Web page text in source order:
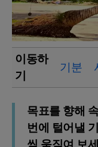
이동하
기
기분
목표를 향해
번에 털어낼